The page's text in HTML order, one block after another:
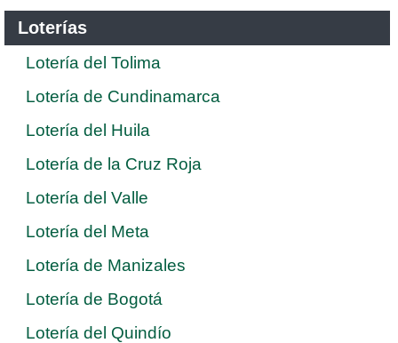
Loterías
Lotería del Tolima
Lotería de Cundinamarca
Lotería del Huila
Lotería de la Cruz Roja
Lotería del Valle
Lotería del Meta
Lotería de Manizales
Lotería de Bogotá
Lotería del Quindío